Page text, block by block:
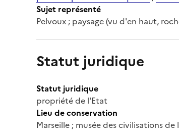
Sujet représenté
Pelvoux ; paysage (vu d'en haut,
Statut juridique
Statut juridique
propriété de l'Etat
Lieu de conservation
Marseille ; musée des civilisations